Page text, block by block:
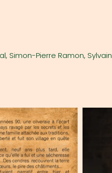
Simon-Pierre Ramon, Sylvain